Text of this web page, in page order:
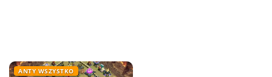
ANTY WSZYSTKO